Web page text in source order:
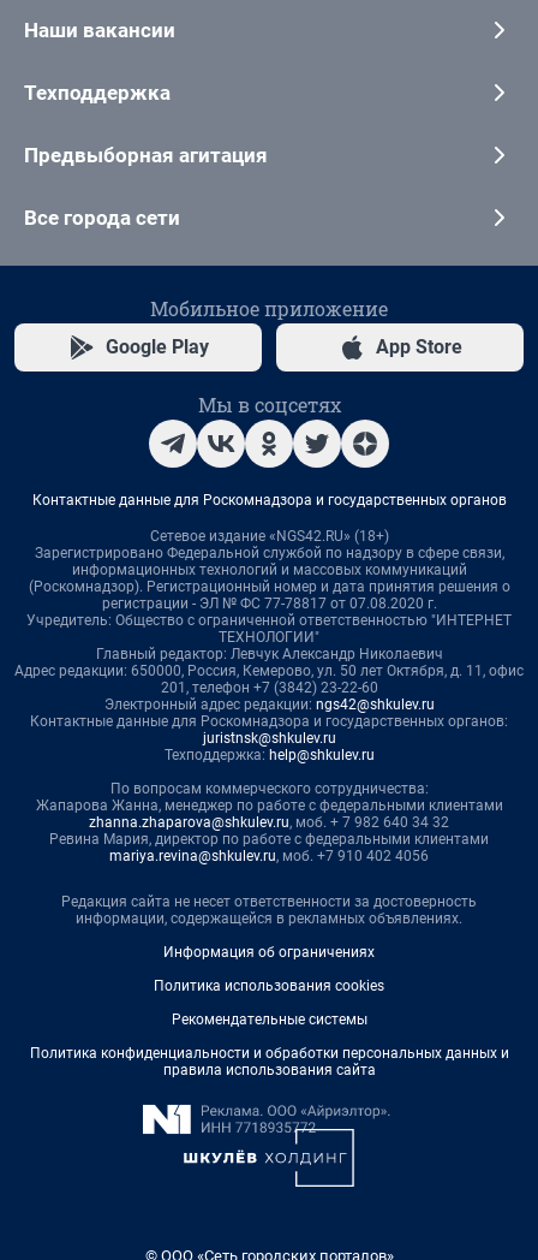
Наши вакансии
Техподдержка
Предвыборная агитация
Все города сети
Мобильное приложение
Google Play App Store
Мы в соцсетях
Контактные данные для Роскомнадзора и государственных органов
Сетевое издание «NGS42.RU» (18+)
Зарегистрировано Федеральной службой по надзору в сфере связи,
информационных технологий и массовых коммуникаций
(Роскомнадзор). Регистрационный номер и дата принятия решения о
регистрации - ЭЛ № ФС 77-78817 от 07.08.2020 г.
Учредитель: Общество с ограниченной ответственностью "ИНТЕРНЕТ
ТЕХНОЛОГИИ"
Главный редактор: Левчук Александр Николаевич
Адрес редакции: 650000, Россия, Кемерово, ул. 50 лет Октября, д. 11, офис
201, телефон +7 (3842) 23-22-60
Электронный адрес редакции: ngs42@shkulev.ru
Контактные данные для Роскомнадзора и государственных органов:
juristnsk@shkulev.ru
Техподдержка: help@shkulev.ru
По вопросам коммерческого сотрудничества:
Жапарова Жанна, менеджер по работе с федеральными клиентами
zhanna.zhaparova@shkulev.ru, моб. + 7 982 640 34 32
Ревина Мария, директор по работе с федеральными клиентами
mariya.revina@shkulev.ru, моб. +7 910 402 4056
Редакция сайта не несет ответственности за достоверность
информации, содержащейся в рекламных объявлениях.
Информация об ограничениях
Политика использования cookies
Рекомендательные системы
Политика конфиденциальности и обработки персональных данных и
правила использования сайта
© ООО «Сеть городских порталов»